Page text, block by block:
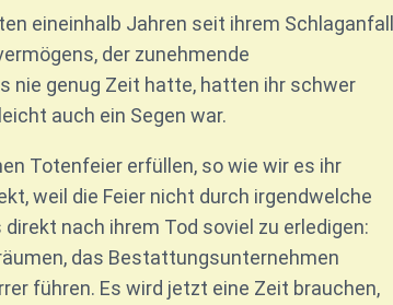
eineinhalb Jahren seit ihrem Schlaganfall
der zunehmende
nie genug Zeit hatte, hatten ihr schwer
auch ein Segen war.
Totenfeier erfüllen, so wie wir es ihr
weil die Feier nicht durch irgendwelche
nach ihrem Tod soviel zu erledigen:
das Bestattungsunternehmen
führen. Es wird jetzt eine Zeit brauchen,